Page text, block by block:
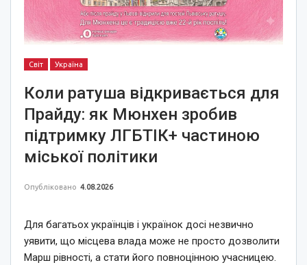
Світ Україна
Коли ратуша відкривається для
Прайду: як Мюнхен зробив
підтримку ЛГБТІК+ частиною
міської політики
Опубліковано 4.08.2026
Для багатьох українців і українок досі незвично
уявити, що місцева влада може не просто дозволити
Марш рівності, а стати його повноцінною учасницею.